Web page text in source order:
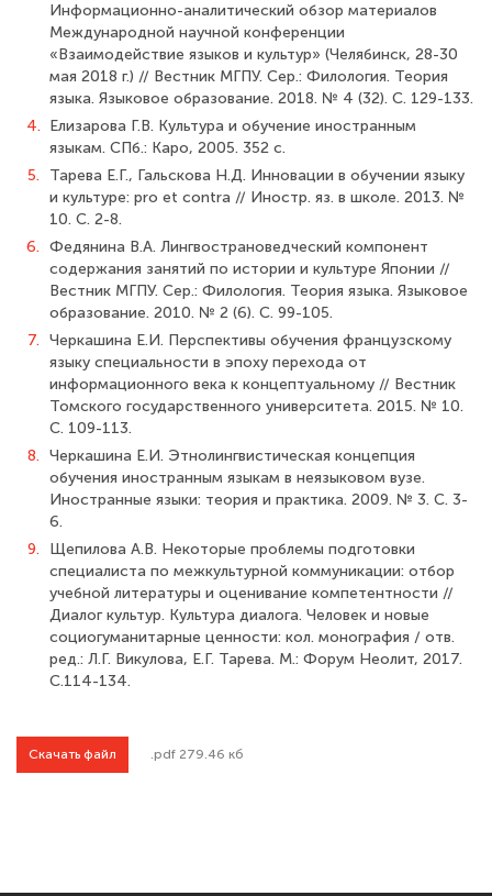
Информационно-аналитический обзор материалов
Международной научной конференции
«Взаимодействие языков и культур» (Челя­бинск, 28-30
мая 2018 г.) // Вестник МГПУ. Сер.: Филология. Теория
языка. Языковое образование. 2018. № 4 (32). С. 129-133.
4. Елизарова Г.В. Культура и обучение иностранным
языкам. СПб.: Каро, 2005. 352 с.
5.
Тарева Е.Г., Гальскова Н.Д. Инновации в обучении языку
и культуре: pro et contra // Иностр. яз. в школе. 2013. №
10. С. 2-8.
6. Федянина В.А. Лингвострановедческий компонент
содержания занятий по истории и культуре Японии //
Вестник МГПУ. Сер.: Филология. Теория языка. Языковое
образование. 2010. № 2 (6). С. 99-105.
7. Черкашина Е.И. Перспективы обучения французскому
языку специальности в эпоху перехода от
информационного века к концептуальному // Вестник
Томского государственного университета. 2015. № 10.
С. 109-113.
8. Черкашина Е.И. Этнолингвистическая концепция
обучения иностранным языкам в неязыковом вузе.
Иностранные языки: теория и практика. 2009. № 3. С. 3-
6.
9.
Щепилова А.В. Некоторые проблемы подготовки
специалиста по межкуль­турной коммуникации: отбор
учебной литературы и оценивание компетентности //
Диалог культур. Культура диалога. Человек и новые
социогуманитарные ценности: кол. монография / отв.
ред.: Л.Г. Викулова, Е.Г. Тарева. М.: Форум Неолит, 2017.
С.114-134.
Скачать файл .pdf 279.46 кб